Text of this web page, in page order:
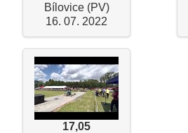
Bílovice (PV)
16. 07. 2022
17,05